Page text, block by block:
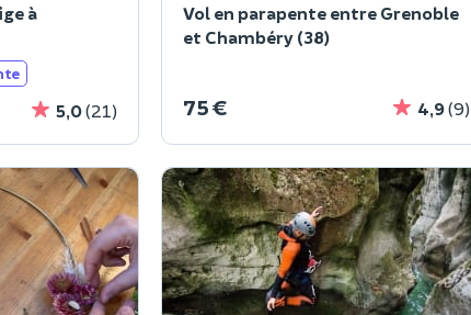
à
5,0(21)
Vol en parapente entre Grenoble
et Chambéry (38)
75 € 4,9(9)